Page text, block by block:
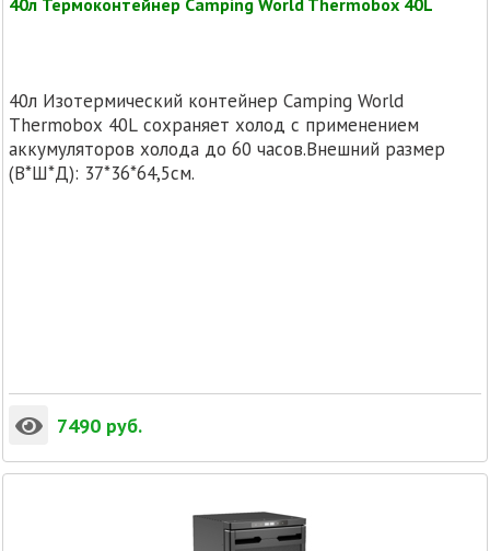
40л Термоконтейнер Camping World Thermobox 40L
40л Изотермический контейнер Camping World
Thermobox 40L сохраняет холод с применением
аккумуляторов холода до 60 часов.Внешний размер
(В*Ш*Д): 37*36*64,5см.
7490 руб.